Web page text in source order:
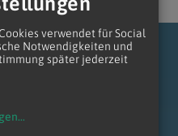
verwendet für Social
Notwendigkeiten und
später jederzeit
...